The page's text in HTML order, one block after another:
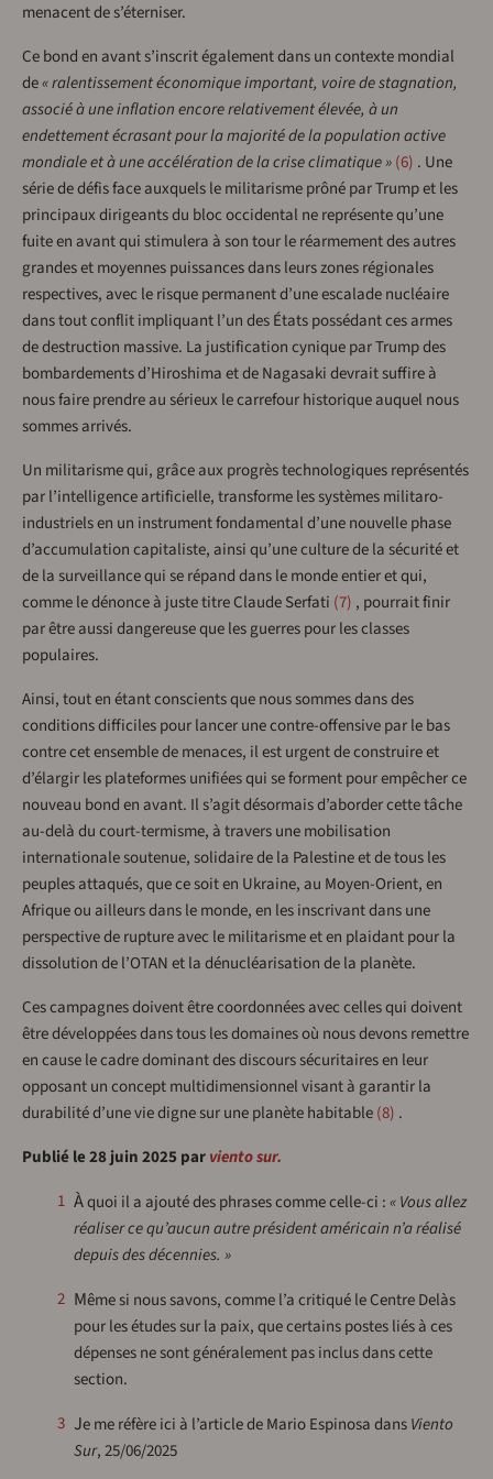
menacent de s’éterniser.
Ce bond en avant s’inscrit également dans un contexte mondial
de« ralentissement économique important, voire de stagnation,
associé à une inflation encore relativement élevée, à un
endettement écrasant pour la majorité de la population active
mondiale et à une accélération de la crise climatique » 6 . Une
série de défis face auxquels le militarisme prôné par Trump et les
principaux dirigeants du bloc occidental ne représente qu’une
fuite en avant qui stimulera à son tour le réarmement des autres
grandes et moyennes puissances dans leurs zones régionales
respectives, avec le risque permanent d’une escalade nucléaire
dans tout conflit impliquant l’un des États possédant ces armes
de destruction massive. La justification cynique par Trump des
bombardements d’Hiroshima et de Nagasaki devrait suffire à
nous faire prendre au sérieux le carrefour historique auquel nous
sommes arrivés.
Un militarisme qui, grâce aux progrès technologiques représentés
par l’intelligence artificielle, transforme les systèmes militaro-
industriels en un instrument fondamental d’une nouvelle phase
d’accumulation capitaliste, ainsi qu’une culture de la sécurité et
de la surveillance qui se répand dans le monde entier et qui,
comme le dénonce à juste titre Claude Serfati 7 , pourrait finir
par être aussi dangereuse que les guerres pour les classes
populaires.
Ainsi, tout en étant conscients que nous sommes dans des
conditions difficiles pour lancer une contre-offensive par le bas
contre cet ensemble de menaces, il est urgent de construire et
d’élargir les plateformes unifiées qui se forment pour empêcher ce
nouveau bond en avant. Il s’agit désormais d’aborder cette tâche
au-delà du court-termisme, à travers une mobilisation
internationale soutenue, solidaire de la Palestine et de tous les
peuples attaqués, que ce soit en Ukraine, au Moyen-Orient, en
Afrique ou ailleurs dans le monde, en les inscrivant dans une
perspective de rupture avec le militarisme et en plaidant pour la
dissolution de l’OTAN et la dénucléarisation de la planète.
Ces campagnes doivent être coordonnées avec celles qui doivent
être développées dans tous les domaines où nous devons remettre
en cause le cadre dominant des discours sécuritaires en leur
opposant un concept multidimensionnel visant à garantir la
durabilité d’une vie digne sur une planète habitable 8 .
Publié le 28 juin 2025 parviento sur.
1
À quoi il a ajouté des phrases comme celle-ci :« Vous allez
réaliser ce qu’aucun autre président américain n’a réalisé
depuis des décennies. »
2 Même si nous savons, comme l’a critiqué le Centre Delàs
pour les études sur la paix, que certains postes liés à ces
dépenses ne sont généralement pas inclus dans cette
section.
3
Je me réfère ici à l’article de Mario Espinosa dansViento
Sur, 25/06/2025